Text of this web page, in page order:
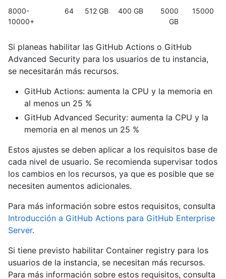
8000-
10000+
64 512 GB 400 GB
5000
GB
15000
Si planeas habilitar las GitHub Actions o GitHub
Advanced Security para los usuarios de tu instancia,
se necesitarán más recursos.
GitHub Actions: aumenta la CPU y la memoria en
al menos un 25 %
GitHub Advanced Security: aumenta la CPU y la
memoria en al menos un 25 %
Estos ajustes se deben aplicar a los requisitos base de
cada nivel de usuario. Se recomienda supervisar todos
los cambios en los recursos, ya que es posible que se
necesiten aumentos adicionales.
Para más información sobre estos requisitos, consulta
Introducción a GitHub Actions para GitHub Enterprise
Server.
Si tiene previsto habilitar Container registry para los
usuarios de la instancia, se necesitan más recursos.
Para más información sobre estos requisitos, consulta